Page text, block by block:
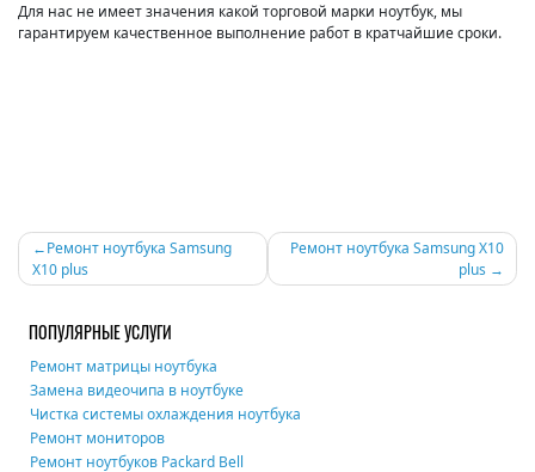
Для нас не имеет значения какой торговой марки ноутбук, мы
гарантируем качественное выполнение работ в кратчайшие сроки.
Навигация
по
записям
Ремонт ноутбука Samsung
X10 plus
Ремонт ноутбука Samsung X10
plus
ПОПУЛЯРНЫЕ УСЛУГИ
Ремонт матрицы ноутбука
Замена видеочипа в ноутбуке
Чистка системы охлаждения ноутбука
Ремонт мониторов
Ремонт ноутбуков Packard Bell